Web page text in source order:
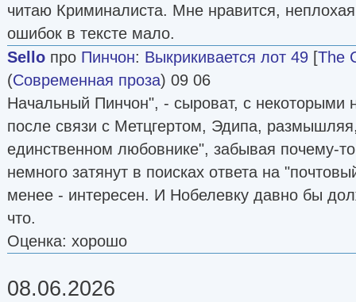
читаю Криминалиста. Мне нравится,
ошибок в тексте мало.
Sello про Пинчон: Выкрикивается лот 49 [The
(Современная проза) 09 06
Начальный Пинчон", - сыроват, с некоторыми
после связи с Метцгертом, Эдипа,
единственном любовнике", забывая почему-
немного затянут в поисках ответа на
менее - интересен. И Нобелевку давно бы
что.
Оценка: хорошо
08.06.2026